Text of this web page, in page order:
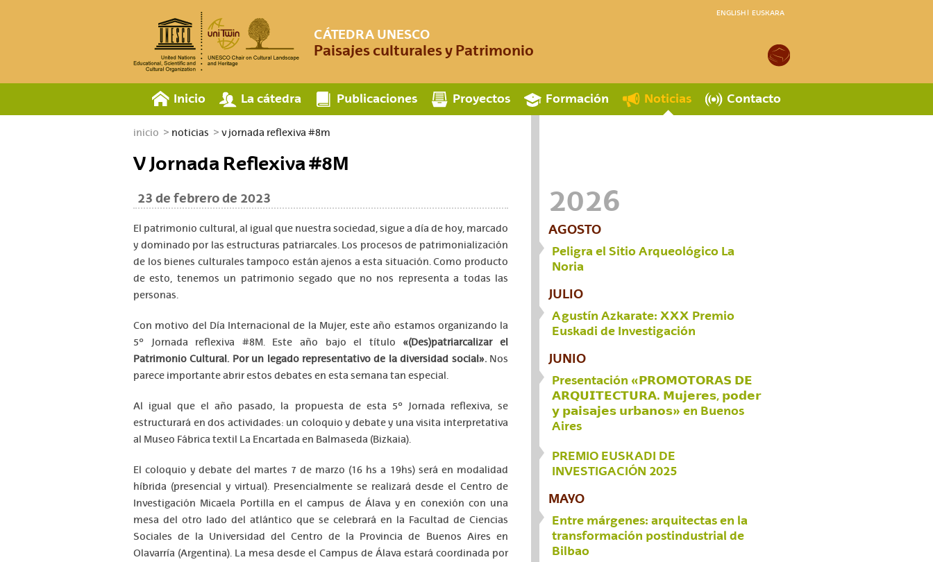
CÁTEDRA UNESCO
Paisajes culturales y Patrimonio
ENGLISH EUSKARA
Inicio La cátedra Publicaciones Proyectos Formación Noticias Contacto
inicio noticias v jornada reflexiva #8m
V Jornada Reflexiva #8M
23 de febrero de 2023
El patrimonio cultural, al igual que nuestra sociedad, sigue a día de hoy, marcado
y dominado por las estructuras patriarcales. Los procesos de patrimonialización
de los bienes culturales tampoco están ajenos a esta situación. Como producto
de esto, tenemos un patrimonio segado que no nos representa a todas las
personas.
Con motivo del Día Internacional de la Mujer, este año estamos organizando la
5º Jornada reflexiva #8M. Este año bajo el título «(Des)patriarcalizar el
Patrimonio Cultural. Por un legado representativo de la diversidad social». Nos
parece importante abrir estos debates en esta semana tan especial.
Al igual que el año pasado, la propuesta de esta 5º Jornada reflexiva, se
estructurará en dos actividades: un coloquio y debate y una visita interpretativa
al Museo Fábrica textil La Encartada en Balmaseda (Bizkaia).
El coloquio y debate del martes 7 de marzo (16 hs a 19hs) será en modalidad
híbrida (presencial y virtual). Presencialmente se realizará desde el Centro de
Investigación Micaela Portilla en el campus de Álava y en conexión con una
mesa del otro lado del atlántico que se celebrará en la Facultad de Ciencias
Sociales de la Universidad del Centro de la Provincia de Buenos Aires en
Olavarría (Argentina). La mesa desde el Campus de Álava estará coordinada por
2026
AGOSTO
Peligra el Sitio Arqueológico La
Noria
JULIO
Agustín Azkarate: XXX Premio
Euskadi de Investigación
JUNIO
Presentación «𝗣𝗥𝗢𝗠𝗢𝗧𝗢𝗥𝗔𝗦 𝗗𝗘
𝗔𝗥𝗤𝗨𝗜𝗧𝗘𝗖𝗧𝗨𝗥𝗔. 𝗠𝘂𝗷𝗲𝗿𝗲𝘀, 𝗽𝗼𝗱𝗲𝗿
𝘆 𝗽𝗮𝗶𝘀𝗮𝗷𝗲𝘀 𝘂𝗿𝗯𝗮𝗻𝗼𝘀» en Buenos
Aires
PREMIO EUSKADI DE
INVESTIGACIÓN 2025
MAYO
Entre márgenes: arquitectas en la
transformación postindustrial de
Bilbao